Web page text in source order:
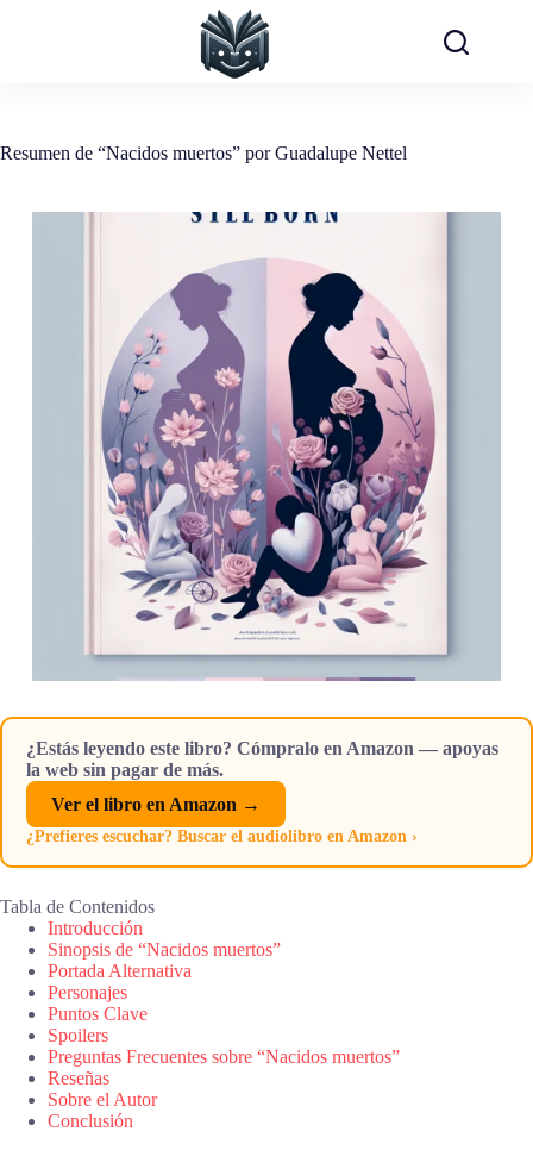
Resumen de “Nacidos muertos” por Guadalupe Nettel
¿Estás leyendo este libro? Cómpralo en Amazon — apoyas
la web sin pagar de más.
Ver el libro en Amazon →
¿Prefieres escuchar? Buscar el audiolibro en Amazon ›
Tabla de Contenidos
Introducción
Sinopsis de “Nacidos muertos”
Portada Alternativa
Personajes
Puntos Clave
Spoilers
Preguntas Frecuentes sobre “Nacidos muertos”
Reseñas
Sobre el Autor
Conclusión